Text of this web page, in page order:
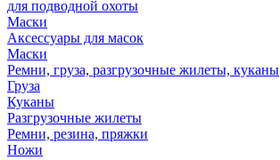
для подводной охоты
Маски
Аксессуары для масок
Маски
Ремни, груза, разгрузочные жилеты, куканы
Груза
Куканы
Разгрузочные жилеты
Ремни, резина, пряжки
Ножи